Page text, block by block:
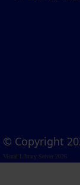
© Copyright
Visual Library Server 2026